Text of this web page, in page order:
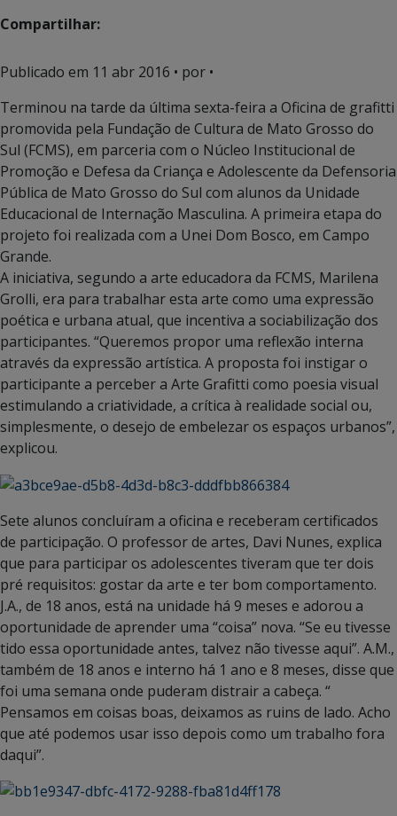
Compartilhar:
Publicado em 11 abr 2016 • por •
Terminou na tarde da última sexta-feira a Oficina de grafitti
promovida pela Fundação de Cultura de Mato Grosso do
Sul (FCMS), em parceria com o Núcleo Institucional de
Promoção e Defesa da Criança e Adolescente da Defensoria
Pública de Mato Grosso do Sul com alunos da Unidade
Educacional de Internação Masculina. A primeira etapa do
projeto foi realizada com a Unei Dom Bosco, em Campo
Grande.
A iniciativa, segundo a arte educadora da FCMS, Marilena
Grolli, era para trabalhar esta arte como uma expressão
poética e urbana atual, que incentiva a sociabilização dos
participantes. “Queremos propor uma reflexão interna
através da expressão artística. A proposta foi instigar o
participante a perceber a Arte Grafitti como poesia visual
estimulando a criatividade, a crítica à realidade social ou,
simplesmente, o desejo de embelezar os espaços urbanos”,
explicou.
Sete alunos concluíram a oficina e receberam certificados
de participação. O professor de artes, Davi Nunes, explica
que para participar os adolescentes tiveram que ter dois
pré requisitos: gostar da arte e ter bom comportamento.
J.A., de 18 anos, está na unidade há 9 meses e adorou a
oportunidade de aprender uma “coisa” nova. “Se eu tivesse
tido essa oportunidade antes, talvez não tivesse aqui”. A.M.,
também de 18 anos e interno há 1 ano e 8 meses, disse que
foi uma semana onde puderam distrair a cabeça. “
Pensamos em coisas boas, deixamos as ruins de lado. Acho
que até podemos usar isso depois como um trabalho fora
daqui”.